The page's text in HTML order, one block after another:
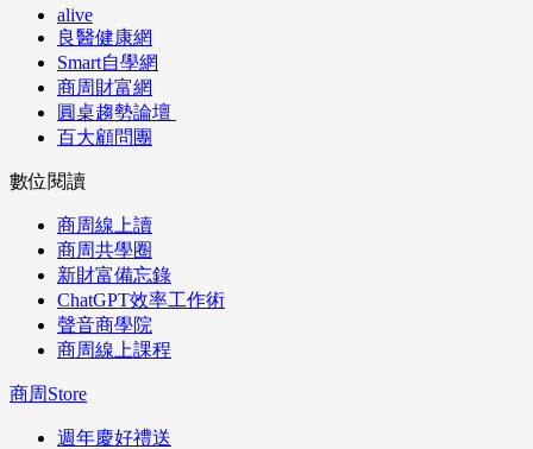
alive
良醫健康網
Smart自學網
商周財富網
圓桌趨勢論壇
百大顧問團
數位閱讀
商周線上讀
商周共學圈
新財富備忘錄
ChatGPT效率工作術
聲音商學院
商周線上課程
商周Store
週年慶好禮送